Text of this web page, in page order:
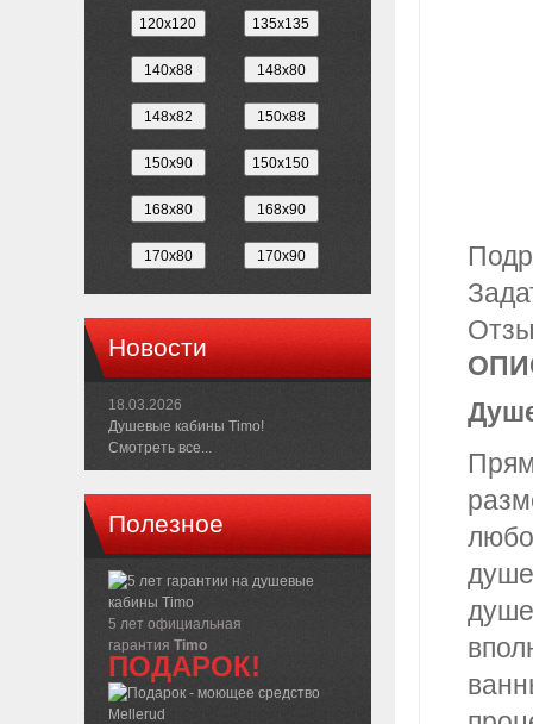
Новости
18.03.2026
Душевые кабины Timo!
Смотреть все...
Полезное
5 лет официальная
гарантия Timo
ПОДАРОК!